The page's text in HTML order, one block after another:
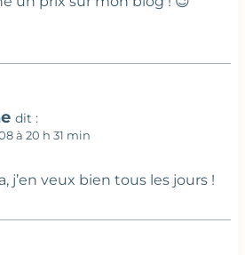
dit :
à 20 h 31 min
j’en veux bien tous les jours !